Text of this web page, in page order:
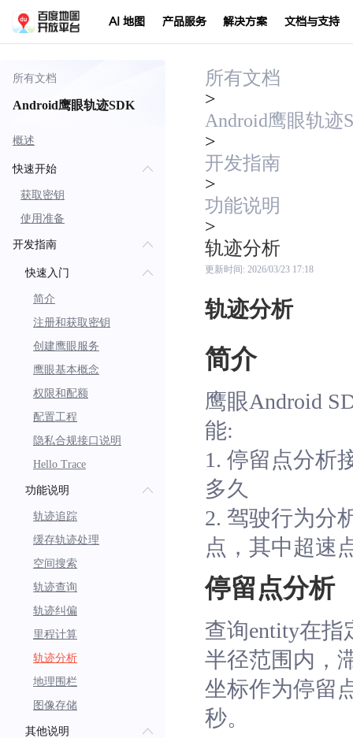
AI 地图 产品服务 解决方案 文档与支持
所有文档
Android鹰眼轨迹SDK
概述
快速开始
获取密钥
使用准备
开发指南
快速入门
简介
注册和获取密钥
创建鹰眼服务
鹰眼基本概念
权限和配额
配置工程
隐私合规接口说明
Hello Trace
功能说明
轨迹追踪
缓存轨迹处理
空间搜索
轨迹查询
轨迹纠偏
里程计算
轨迹分析
地理围栏
图像存储
其他说明
所有文档
>
Android鹰眼轨迹
>
开发指南
>
功能说明
>
轨迹分析
更新时间: 2026/03/23 17:18
轨迹分析
简介
鹰眼Android
能:
1. 停留点分析
多久
2. 驾驶行为分
点，其中超速
停留点分析
查询entity在指
半径范围内，
坐标作为停留
秒。